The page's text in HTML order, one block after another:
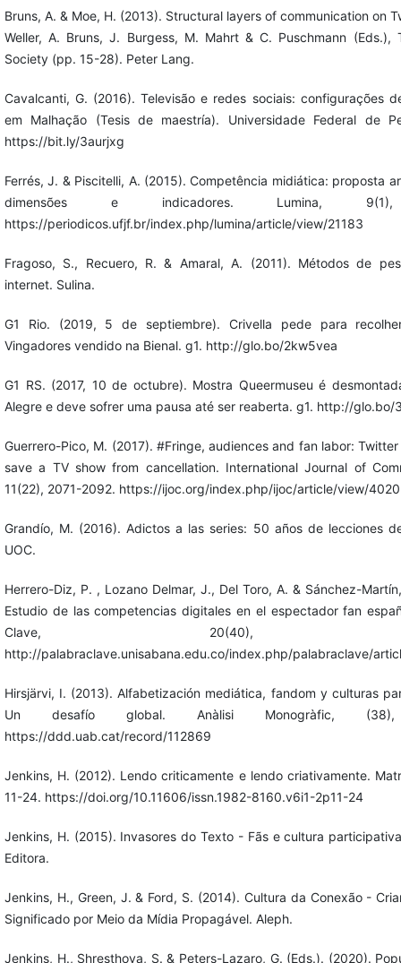
Bruns, A. & Moe, H. (2013). Structural layers of communication on
Weller, A. Bruns, J. Burgess, M. Mahrt & C. Puschmann (Eds.),
Society (pp. 15-28). Peter Lang.
Cavalcanti, G. (2016). Televisão e redes sociais: configurações
em Malhação (Tesis de maestría). Universidade Federal de
https://bit.ly/3aurjxg
Ferrés, J. & Piscitelli, A. (2015). Competência midiática: proposta
dimensões e indicadores. Lumina,
https://periodicos.ufjf.br/index.php/lumina/article/view/21183
Fragoso, S., Recuero, R. & Amaral, A. (2011). Métodos de
internet. Sulina.
G1 Rio. (2019, 5 de septiembre). Crivella pede para
Vingadores vendido na Bienal. g1. http://glo.bo/2kw5vea
G1 RS. (2017, 10 de octubre). Mostra Queermuseu é
Alegre e deve sofrer uma pausa até ser reaberta. g1. http://glo.bo/
Guerrero-Pico, M. (2017). #Fringe, audiences and fan labor:
save a TV show from cancellation. International Journal of
11(22), 2071-2092. https://ijoc.org/index.php/ijoc/article/view/4020
Grandío, M. (2016). Adictos a las series: 50 años de lecciones
UOC.
Herrero-Diz, P. , Lozano Delmar, J., Del Toro, A. & Sánchez-
Estudio de las competencias digitales en el espectador fan
Clave, 20(40), 17-
http://palabraclave.unisabana.edu.co/index.php/palabraclave/
Hirsjärvi, I. (2013). Alfabetización mediática, fandom y culturas
Un desafío global. Anàlisi Monogràfic,
https://ddd.uab.cat/record/112869
Jenkins, H. (2012). Lendo criticamente e lendo criativamente.
11-24. https://doi.org/10.11606/issn.1982-8160.v6i1-2p11-24
Jenkins, H. (2015). Invasores do Texto - Fãs e cultura
Editora.
Jenkins, H., Green, J. & Ford, S. (2014). Cultura da Conexão -
Significado por Meio da Mídia Propagável. Aleph.
Jenkins, H., Shresthova, S. & Peters-Lazaro, G. (Eds.). (2020).